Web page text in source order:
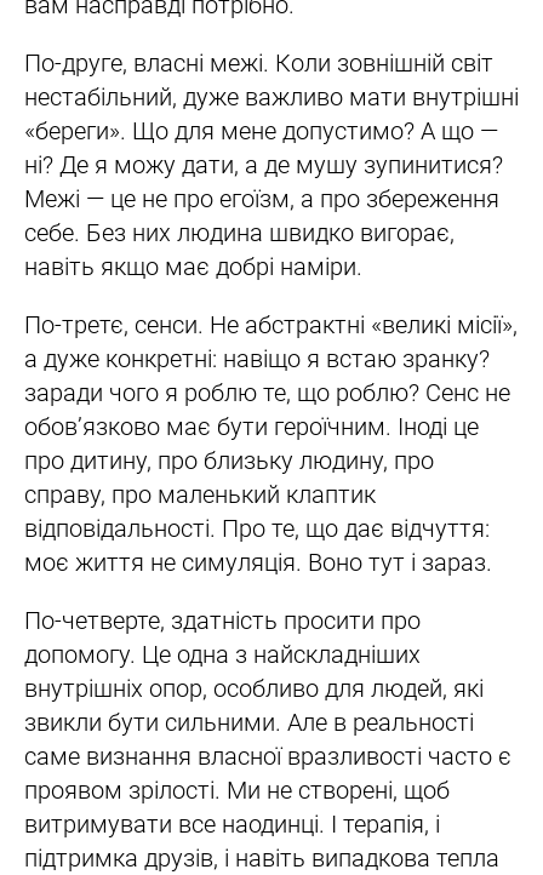
По-друге, власні межі. Коли зовнішній світ
нестабільний, дуже важливо мати внутрішні
«береги». Що для мене допустимо? А що —
ні? Де я можу дати, а де мушу зупинитися?
Межі — це не про егоїзм, а про збереження
себе. Без них людина швидко вигорає,
навіть якщо має добрі наміри.
По-третє, сенси. Не абстрактні «великі місії»,
а дуже конкретні: навіщо я встаю зранку?
заради чого я роблю те, що роблю? Сенс не
обов’язково має бути героїчним. Іноді це
про дитину, про близьку людину, про
справу, про маленький клаптик
відповідальності. Про те, що дає відчуття:
моє життя не симуляція. Воно тут і зараз.
По-четверте, здатність просити про
допомогу. Це одна з найскладніших
внутрішніх опор, особливо для людей, які
звикли бути сильними. Але в реальності
саме визнання власної вразливості часто є
проявом зрілості. Ми не створені, щоб
витримувати все наодинці. І терапія, і
підтримка друзів, і навіть випадкова тепла